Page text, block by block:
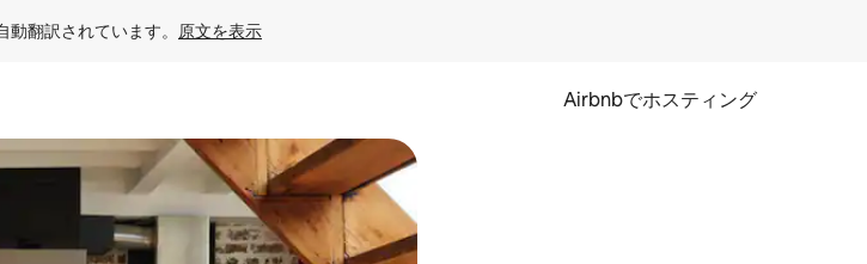
動翻訳されています。 原文を表示
Airbnbでホスティング